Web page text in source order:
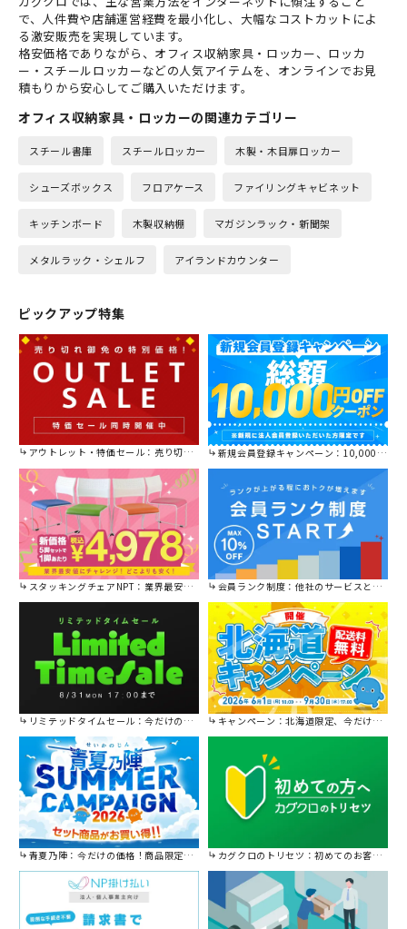
で、人件費や店舗運営経費を最小化し、大幅なコストカットによ
る激安販売を実現しています。
格安価格でありながら、オフィス収納家具・ロッカー、ロッカ
ー・スチールロッカーなどの人気アイテムを、オンラインでお見
積もりから安心してご購入いただけます。
オフィス収納家具・ロッカーの関連カテゴリー
スチール書庫 スチールロッカー 木製・木目扉ロッカー
シューズボックス フロアケース ファイリングキャビネット
キッチンボード 木製収納棚 マガジンラック・新聞架
メタルラック・シェルフ アイランドカウンター
ピックアップ特集
アウトレット・特価セール：売り切れ御免の特別価格！ 新規会員登録キャンペーン：10,000円OFFクーポン進呈中！
スタッキングチェアNPT：業界最安値に挑戦！ 会員ランク制度：他社のサービスと比較してください。
リミテッドタイムセール：今だけの限定セール。 キャンペーン：北海道限定、今だけ送料無料！
青夏乃陣：今だけの価格！商品限定セール開催中です。 カグクロのトリセツ：初めてのお客様はこちら。